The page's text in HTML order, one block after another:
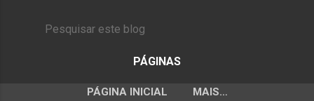
PÁGINAS
PÁGINA INICIAL MAIS…